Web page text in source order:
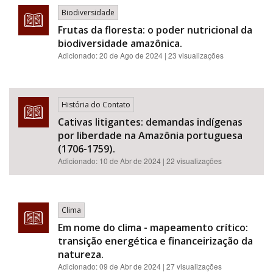
Biodiversidade
Frutas da floresta: o poder nutricional da
biodiversidade amazônica.
Adicionado:20 de Ago de 2024 | 23 visualizações
História do Contato
Cativas litigantes: demandas indígenas
por liberdade na Amazônia portuguesa
(1706-1759).
Adicionado: 10 de Abr de 2024 | 22 visualizações
Clima
Em nome do clima - mapeamento crítico:
transição energética e financeirização da
natureza.
Adicionado:09 de Abr de 2024 | 27 visualizações